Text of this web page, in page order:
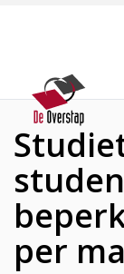
per